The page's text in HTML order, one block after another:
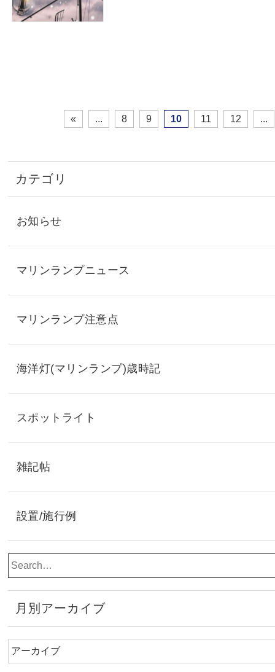
« ... 8 9 10 11 12 ...
カテゴリ
お知らせ
マリンランプニュース
マリンランプ注意点
海洋灯(マリンランプ)歳時記
スポットライト
雑記帖
設置/施行例
月別アーカイブ